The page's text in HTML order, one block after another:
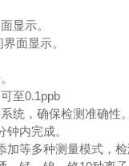
显示。
面显示。
至0.1ppb
统，确保检测准确性
内完成。
加等多种测量模式，